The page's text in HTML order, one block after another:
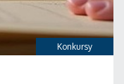
Konkursy